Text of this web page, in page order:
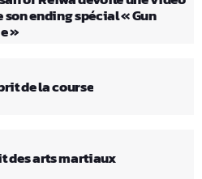
son ending spécial « Gun
»
de la course
des arts martiaux